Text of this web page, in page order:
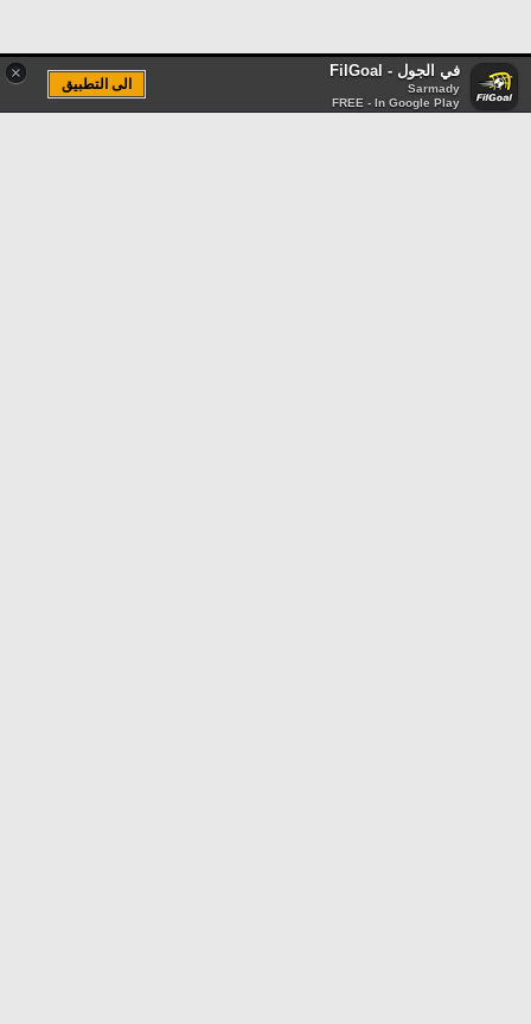
× في الجول - FilGoal
Sarmady
FREE - In Google Play
الى التطبيق